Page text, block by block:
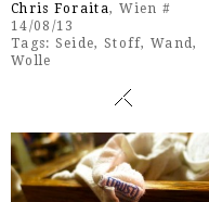
Chris Foraita, Wien #
14/08/13
Tags: Seide, Stoff,Wand,
Wolle